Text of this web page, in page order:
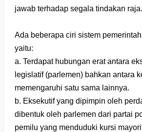
jawab terhadap segala tindakan raja.
Ada beberapa ciri sistem
yaitu:
a. Terdapat hubungan erat antara
legislatif (parlemen) bahkan antara
memengaruhi satu sama lainnya.
b. Eksekutif yang dipimpin oleh
dibentuk oleh parlemen dari partai
pemilu yang menduduki kursi